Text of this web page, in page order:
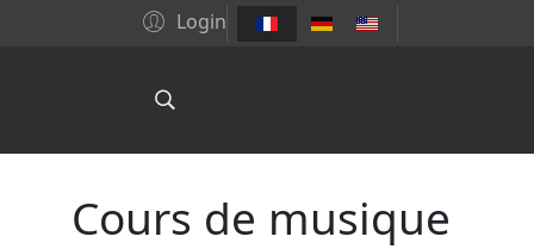
Login
Cours de musique